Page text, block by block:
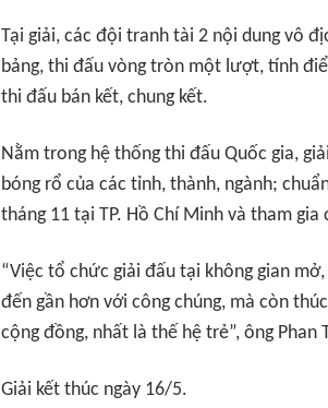
Tại giải, các đội tranh tài 2 nội dung vô
bảng, thi đấu vòng tròn một lượt, tính
thi đấu bán kết, chung kết.
Nằm trong hệ thống thi đấu Quốc gia,
bóng rổ của các tỉnh, thành, ngành;
tháng 11 tại TP. Hồ Chí Minh và tham
“Việc tổ chức giải đấu tại không gian
đến gần hơn với công chúng, mà còn
cộng đồng, nhất là thế hệ trẻ”, ông Phan
Giải kết thúc ngày 16/5.